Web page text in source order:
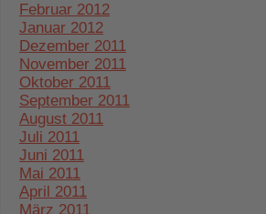
Februar 2012
Januar 2012
Dezember 2011
November 2011
Oktober 2011
September 2011
August 2011
Juli 2011
Juni 2011
Mai 2011
April 2011
März 2011